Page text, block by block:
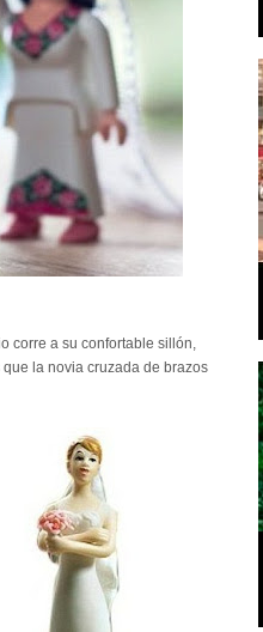
corre a su confortable sillón,
la novia cruzada de brazos